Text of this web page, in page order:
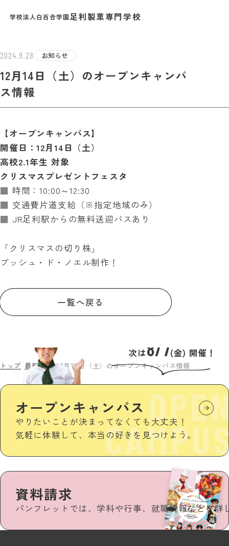
学校法人白百合学園足利製菓専門学校
2024.9.28 お知らせ
12月14日（土）のオープンキャンパ
ス情報
【オープンキャンパス】
開催日：12月14日（土）
高校2.1年生 対象
クリスマスプレゼントフェスタ
■ 時間：10:00～12:30
■ 交通費片道支給（※指定地域のみ）
■ JR足利駅からの無料送迎バスあり
「クリスマスの切り株」
ブッシュ・ド・ノエル制作！
一覧へ戻る
トップ 最新情報 12月14日（土）のオープンキャンパス情報
資料請求
パンフレットでは、学科や行事、就職情報などを詳
オープンキャンパス
やりたいことが決まってなくても大丈夫！
気軽に体験して、本当の好きを見つけよう。
次は8/7(金) 開催！